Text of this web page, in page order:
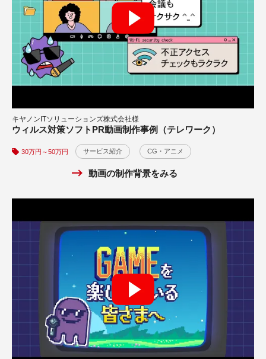
キヤノンITソリューションズ株式会社様
ウィルス対策ソフトPR動画制作事例（テレワーク）
30万円～50万円 サービス紹介 CG・アニメ
動画の制作背景をみる
キヤノンITソリューションズ株式会社様
ウィルス対策ソフトPR動画制作事例（ゲーミングユーザ
福岡県赤十字血液センター様
献血啓発動画制作事例
動画の制作背景をみる
Agasa Global Foundation様
民間救急サービス紹介・オリジナル楽曲